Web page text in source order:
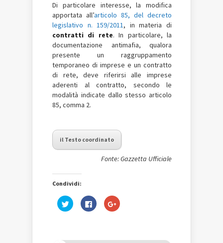
Di particolare interesse, la modifica
apportata all’articolo 85, del decreto
legislativo n. 159/2011, in materia di
contratti di rete. In particolare, la
documentazione antimafia, qualora
presente un raggruppamento
temporaneo di imprese e un contratto
di rete, deve riferirsi alle imprese
aderenti al contratto, secondo le
modalità indicate dallo stesso articolo
85, comma 2.
il Testo coordinato
Fonte: Gazzetta Ufficiale
Condividi:
Fai
clic
Fai
clic
Fai
clic